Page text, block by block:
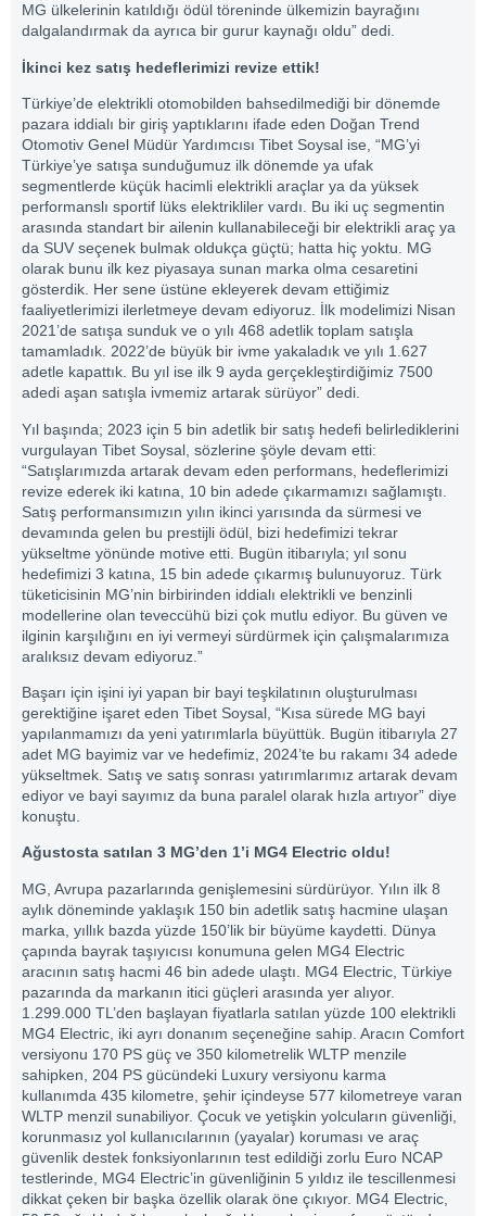
MG ülkelerinin katıldığı ödül töreninde ülkemizin bayrağını
dalgalandırmak da ayrıca bir gurur kaynağı oldu” dedi.
İkinci kez satış hedeflerimizi revize ettik!
Türkiye’de elektrikli otomobilden bahsedilmediği bir dönemde
pazara iddialı bir giriş yaptıklarını ifade eden Doğan Trend
Otomotiv Genel Müdür Yardımcısı Tibet Soysal ise, “MG’yi
Türkiye’ye satışa sunduğumuz ilk dönemde ya ufak
segmentlerde küçük hacimli elektrikli araçlar ya da yüksek
performanslı sportif lüks elektrikliler vardı. Bu iki uç segmentin
arasında standart bir ailenin kullanabileceği bir elektrikli araç ya
da SUV seçenek bulmak oldukça güçtü; hatta hiç yoktu. MG
olarak bunu ilk kez piyasaya sunan marka olma cesaretini
gösterdik. Her sene üstüne ekleyerek devam ettiğimiz
faaliyetlerimizi ilerletmeye devam ediyoruz. İlk modelimizi Nisan
2021’de satışa sunduk ve o yılı 468 adetlik toplam satışla
tamamladık. 2022’de büyük bir ivme yakaladık ve yılı 1.627
adetle kapattık. Bu yıl ise ilk 9 ayda gerçekleştirdiğimiz 7500
adedi aşan satışla ivmemiz artarak sürüyor” dedi.
Yıl başında; 2023 için 5 bin adetlik bir satış hedefi belirlediklerini
vurgulayan Tibet Soysal, sözlerine şöyle devam etti:
“Satışlarımızda artarak devam eden performans, hedeflerimizi
revize ederek iki katına, 10 bin adede çıkarmamızı sağlamıştı.
Satış performansımızın yılın ikinci yarısında da sürmesi ve
devamında gelen bu prestijli ödül, bizi hedefimizi tekrar
yükseltme yönünde motive etti. Bugün itibarıyla; yıl sonu
hedefimizi 3 katına, 15 bin adede çıkarmış bulunuyoruz. Türk
tüketicisinin MG’nin birbirinden iddialı elektrikli ve benzinli
modellerine olan teveccühü bizi çok mutlu ediyor. Bu güven ve
ilginin karşılığını en iyi vermeyi sürdürmek için çalışmalarımıza
aralıksız devam ediyoruz.”
Başarı için işini iyi yapan bir bayi teşkilatının oluşturulması
gerektiğine işaret eden Tibet Soysal, “Kısa sürede MG bayi
yapılanmamızı da yeni yatırımlarla büyüttük. Bugün itibarıyla 27
adet MG bayimiz var ve hedefimiz, 2024’te bu rakamı 34 adede
yükseltmek. Satış ve satış sonrası yatırımlarımız artarak devam
ediyor ve bayi sayımız da buna paralel olarak hızla artıyor” diye
konuştu.
Ağustosta satılan 3 MG’den 1’i MG4 Electric oldu!
MG, Avrupa pazarlarında genişlemesini sürdürüyor. Yılın ilk 8
aylık döneminde yaklaşık 150 bin adetlik satış hacmine ulaşan
marka, yıllık bazda yüzde 150’lik bir büyüme kaydetti. Dünya
çapında bayrak taşıyıcısı konumuna gelen MG4 Electric
aracının satış hacmi 46 bin adede ulaştı. MG4 Electric, Türkiye
pazarında da markanın itici güçleri arasında yer alıyor.
1.299.000 TL’den başlayan fiyatlarla satılan yüzde 100 elektrikli
MG4 Electric, iki ayrı donanım seçeneğine sahip. Aracın Comfort
versiyonu 170 PS güç ve 350 kilometrelik WLTP menzile
sahipken, 204 PS gücündeki Luxury versiyonu karma
kullanımda 435 kilometre, şehir içindeyse 577 kilometreye varan
WLTP menzil sunabiliyor. Çocuk ve yetişkin yolcuların güvenliği,
korunmasız yol kullanıcılarının (yayalar) koruması ve araç
güvenlik destek fonksiyonlarının test edildiği zorlu Euro NCAP
testlerinde, MG4 Electric’in güvenliğinin 5 yıldız ile tescillenmesi
dikkat çeken bir başka özellik olarak öne çıkıyor. MG4 Electric,